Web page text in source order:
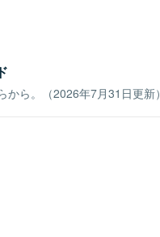
ら。（2026年7月31日更新）